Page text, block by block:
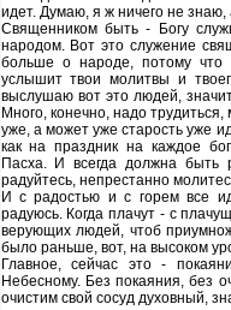
идет. Думаю, я ж ничего не знаю,
Священником быть - Богу
народом. Вот это служение
больше о народе, потому
услышит твои молитвы и
выслушаю вот это людей,
Много, конечно, надо
уже, а может уже старость уже
как на праздник на каждое
Пасха. И всегда должна быть
радуйтесь, непрестанно
И с радостью и с горем все
радуюсь. Когда плачут - с
верующих людей, чтоб
было раньше, вот, на высоком
Главное, сейчас это -
Небесному. Без покаяния, без
очистим свой сосуд духовный,